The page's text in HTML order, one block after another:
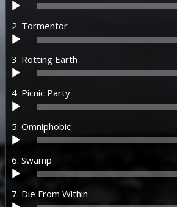
Аудиоплеер
2. Tormentor
Аудиоплеер
3. Rotting Earth
Аудиоплеер
4. Picnic Party
Аудиоплеер
5. Omniphobic
Аудиоплеер
6. Swamp
Аудиоплеер
7. Die From Within